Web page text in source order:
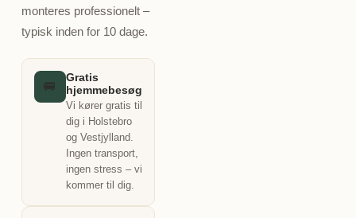
monteres professionelt –
typisk inden for 10 dage.
🚐
Gratis
hjemmebesøg
Vi kører gratis til
dig i Holstebro
og Vestjylland.
Ingen transport,
ingen stress – vi
kommer til dig.